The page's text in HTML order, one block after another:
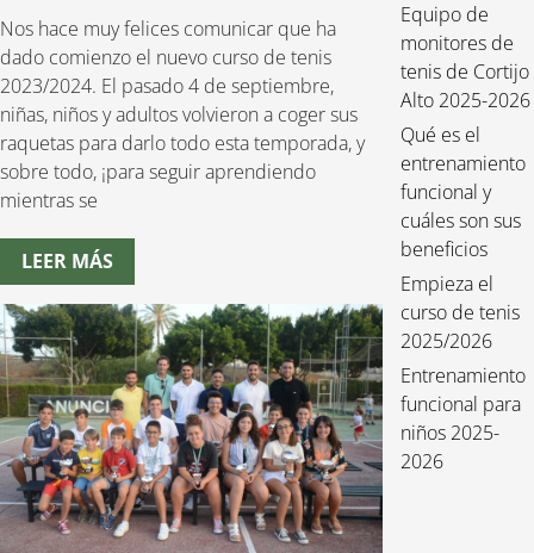
Nos hace muy felices comunicar que ha
dado comienzo el nuevo curso de tenis
2023/2024. El pasado 4 de septiembre,
niñas, niños y adultos volvieron a coger sus
raquetas para darlo todo esta temporada, y
sobre todo, ¡para seguir aprendiendo
mientras se
LEER MÁS
Equipo de
monitores de
tenis de Cortijo
Alto 2025-2026
Qué es el
entrenamiento
funcional y
cuáles son sus
beneficios
Empieza el
curso de tenis
2025/2026
Entrenamiento
funcional para
niños 2025-
2026